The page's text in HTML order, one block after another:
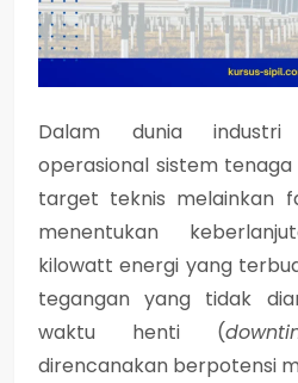
Dalam dunia
operasional sistem tenaga
target teknis melainkan
menentukan
kilowatt energi yang
tegangan yang tidak
waktu henti (
direncanakan berpotensi